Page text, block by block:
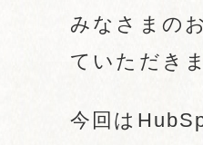
みなさまの
ていただき
今回は